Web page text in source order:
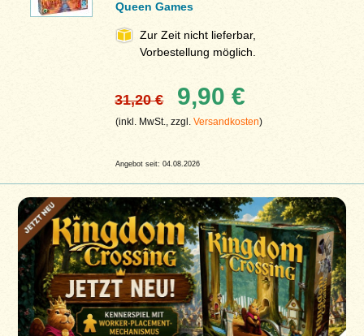
Queen Games
Zur Zeit nicht lieferbar,
Vorbestellung möglich.
31,20 € 9,90 €
(inkl. MwSt., zzgl.Versandkosten)
Angebot seit: 04.08.2026